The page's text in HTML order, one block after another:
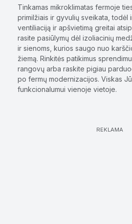
Tinkamas mikroklimatas fermoje
primilžiais ir gyvulių sveikata, todėl
ventiliaciją ir apšvietimą greitai
rasite pasiūlymų dėl izoliacinių
ir sienoms, kurios saugo nuo
žiemą. Rinkitės patikimus
rangovų arba raskite pigiau
po fermų modernizacijos. Viskas
funkcionalumui vienoje vietoje.
REKLAMA